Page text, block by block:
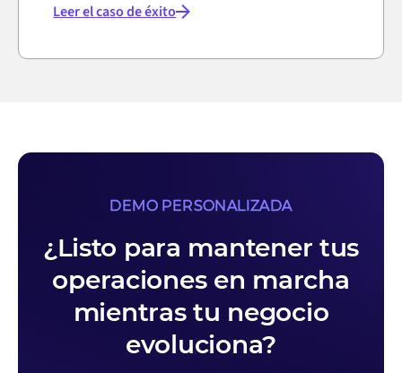
Leer el caso de éxito
DEMO PERSONALIZADA
¿Listo para mantener tus
operaciones en marcha
mientras tu negocio
evoluciona?